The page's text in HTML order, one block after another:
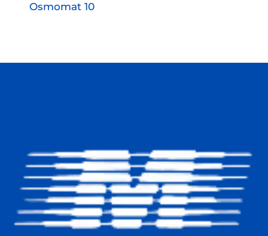
Osmomat 10